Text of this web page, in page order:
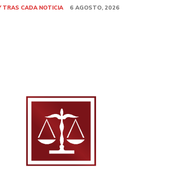
TRAS CADA NOTICIA 6 AGOSTO, 2026